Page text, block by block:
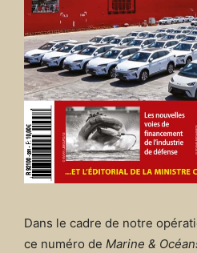
Dans le cadre de notre
ce numéro de Marine &